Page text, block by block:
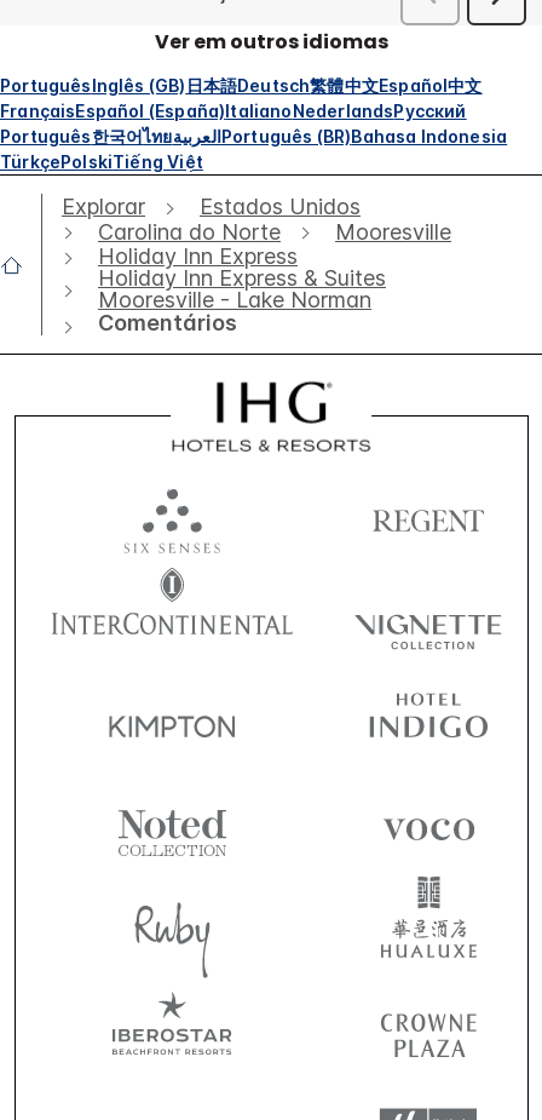
Ver em outros idiomas
PortuguêsInglês (GB) 日本語Deutsch繁體中文Español中文
FrançaisEspañol (España)ItalianoNederlandsРусский
Português한국어ไทยالعربيةPortuguês (BR)Bahasa Indonesia
TürkçePolskiTiếng Việt
Explorar
Estados Unidos
Carolina do Norte
Mooresville
Holiday Inn Express
Holiday Inn Express & Suites
Mooresville - Lake Norman
Comentários